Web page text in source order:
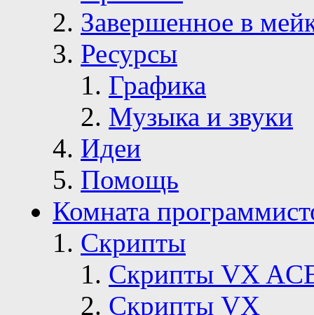
Завершенное в
Ресурсы
Графика
Музыка и звуки
Идеи
Помощь
Комната
Скрипты
Скрипты VX
Скрипты VX